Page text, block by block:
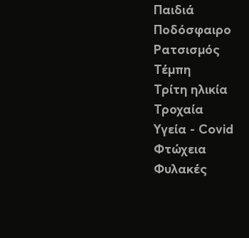
Παιδιά
Ποδόσφαιρο
Ρατσισμός
Τέμπη
Τρίτη ηλικία
Τροχαία
Υγεία - Covid
Φτώχεια
Φυλακές